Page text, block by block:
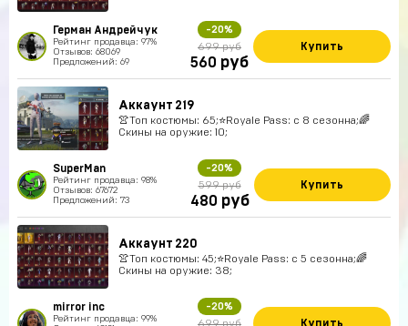
Герман Андрейчук
Рейтинг продавца: 97%
Отзывов: 68069
Предложений: 69
-20%
699 руб
560 руб
Купить
Аккаунт 219
👚Топ костюмы: 65;⭐️Royale Pass: с 8 сезонна;🌈
Скины на оружие: 10;
SuperMan
Рейтинг продавца: 98%
Отзывов: 67672
Предложений: 73
-20%
599 руб
480 руб
Купить
Аккаунт 220
👚Топ костюмы: 45;⭐️Royale Pass: с 5 сезонна;🌈
Скины на оружие: 38;
mirror inc
Рейтинг продавца: 99%
-20%
699 руб Купить